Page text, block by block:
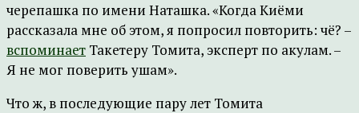
черепашка по имени Наташка. «Когда Киёми
рассказала мне об этом, я попросил повторить: чё? –
вспоминает Такетеру Томита, эксперт по акулам. –
Я не мог поверить ушам».
Что ж, в последующие пару лет Томита